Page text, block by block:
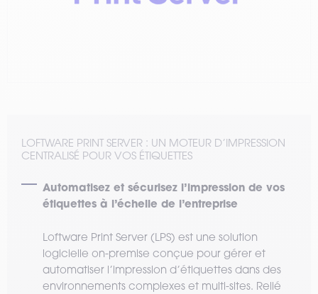
LOFTWARE PRINT SERVER : UN MOTEUR D’IMPRESSION
CENTRALISÉ POUR VOS ÉTIQUETTES
Automatisez et sécurisez l’impression de vos
étiquettes à l’échelle de l’entreprise
Loftware Print Server (LPS) est une solution
logicielle on-premise conçue pour gérer et
automatiser l’impression d’étiquettes dans des
environnements complexes et multi-sites. Relié